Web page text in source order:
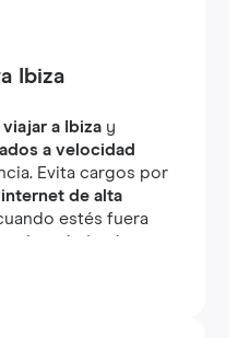
Ibiza
a Ibizay
a velocidad
Evita cargos por
internet de alta
estés fuera
trabajando.